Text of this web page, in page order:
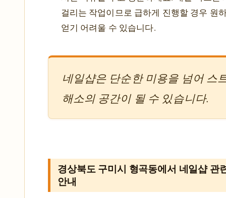
걸리는 작업이므로 급하게 진행할 경우 원
얻기 어려울 수 있습니다.
네일샵은 단순한 미용을 넘어 스
해소의 공간이 될 수 있습니다.
경상북도 구미시 형곡동에서 네일샵 관
안내